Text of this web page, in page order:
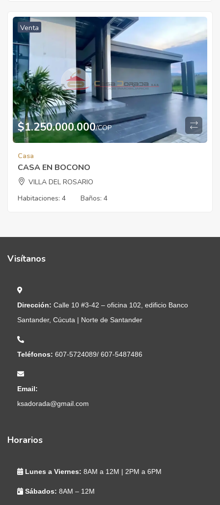
Venta
$1.250.000.000/COP
Casa
CASA EN BOCONO
VILLA DEL ROSARIO
Habitaciones: 4 Baños: 4
Visítanos
Dirección: Calle 10 #3-42 – oficina 102, edificio Banco
Santander, Cúcuta | Norte de Santander
Teléfonos: 607-5724089/ 607-5487486
Email:
ksadorada@gmail.com
Horarios
Lunes a Viernes: 8AM a 12M | 2PM a 6PM
Sábados: 8AM – 12M